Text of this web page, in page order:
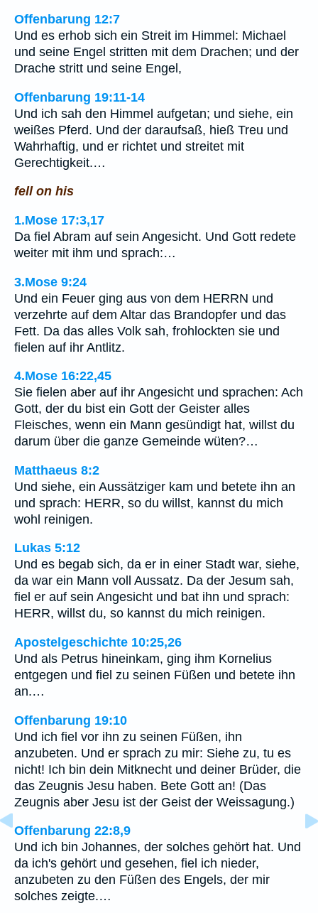
Offenbarung 12:7
Und es erhob sich ein Streit im Himmel: Michael
und seine Engel stritten mit dem Drachen; und der
Drache stritt und seine Engel,
Offenbarung 19:11-14
Und ich sah den Himmel aufgetan; und siehe, ein
weißes Pferd. Und der daraufsaß, hieß Treu und
Wahrhaftig, und er richtet und streitet mit
Gerechtigkeit.…
fell on his
1.Mose 17:3,17
Da fiel Abram auf sein Angesicht. Und Gott redete
weiter mit ihm und sprach:…
3.Mose 9:24
Und ein Feuer ging aus von dem HERRN und
verzehrte auf dem Altar das Brandopfer und das
Fett. Da das alles Volk sah, frohlockten sie und
fielen auf ihr Antlitz.
4.Mose 16:22,45
Sie fielen aber auf ihr Angesicht und sprachen: Ach
Gott, der du bist ein Gott der Geister alles
Fleisches, wenn ein Mann gesündigt hat, willst du
darum über die ganze Gemeinde wüten?…
Matthaeus 8:2
Und siehe, ein Aussätziger kam und betete ihn an
und sprach: HERR, so du willst, kannst du mich
wohl reinigen.
Lukas 5:12
Und es begab sich, da er in einer Stadt war, siehe,
da war ein Mann voll Aussatz. Da der Jesum sah,
fiel er auf sein Angesicht und bat ihn und sprach:
HERR, willst du, so kannst du mich reinigen.
Apostelgeschichte 10:25,26
Und als Petrus hineinkam, ging ihm Kornelius
entgegen und fiel zu seinen Füßen und betete ihn
an.…
Offenbarung 19:10
Und ich fiel vor ihn zu seinen Füßen, ihn
anzubeten. Und er sprach zu mir: Siehe zu, tu es
nicht! Ich bin dein Mitknecht und deiner Brüder, die
das Zeugnis Jesu haben. Bete Gott an! (Das
Zeugnis aber Jesu ist der Geist der Weissagung.)
Offenbarung 22:8,9
Und ich bin Johannes, der solches gehört hat. Und
da ich's gehört und gesehen, fiel ich nieder,
anzubeten zu den Füßen des Engels, der mir
solches zeigte.…